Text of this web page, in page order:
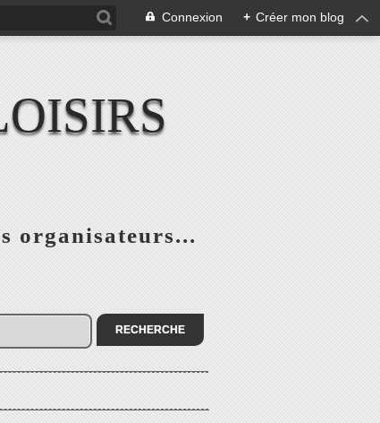
Connexion + Créer mon blog
organisateurs...